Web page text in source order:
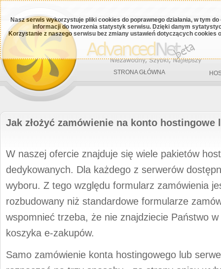
Nasz serwis wykorzystuje pliki cookies do poprawnego działania, w tym
informacji do tworzenia statystyk serwisu. Dzięki danym
Korzystanie z naszego serwisu bez zmiany ustawień dotyczących cookies
STRONA GŁÓWNA
Jak złożyć zamówienie na konto
W naszej ofercie znajduje się wiele pakietów
dedykowanych. Dla każdego z serwerów
wyboru. Z tego względu formularz zamówienia
rozbudowany niż standardowe formularze
wspomnieć trzeba, że nie znajdziecie Państwo
koszyka e-zakupów.
Samo zamówienie konta hostingowego lub